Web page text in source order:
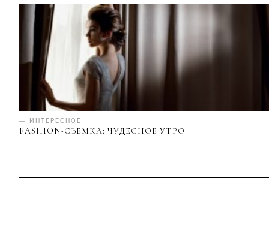
— ИНТЕРЕСНОЕ
FASHION-СЪЕМКА: ЧУДЕСНОЕ УТРО